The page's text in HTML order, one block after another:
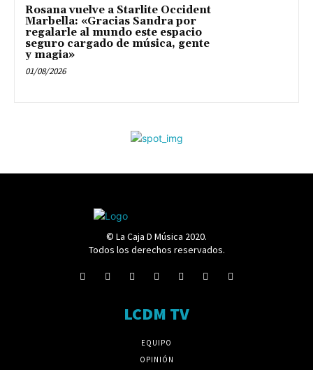
Rosana vuelve a Starlite Occident
Marbella: «Gracias Sandra por
regalarle al mundo este espacio
seguro cargado de música, gente
y magia»
01/08/2026
© La Caja D Música 2020.
Todos los derechos reservados.
LCDM TV
EQUIPO
OPINIÓN